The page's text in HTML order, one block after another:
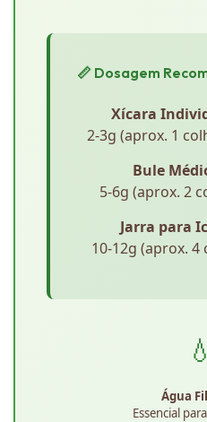
📏 Dosagem
Xícara
2-3g (aprox. 1
Bule
5-6g (aprox. 2
Jarra para
10-12g (aprox. 4
💧
Água
Essencial